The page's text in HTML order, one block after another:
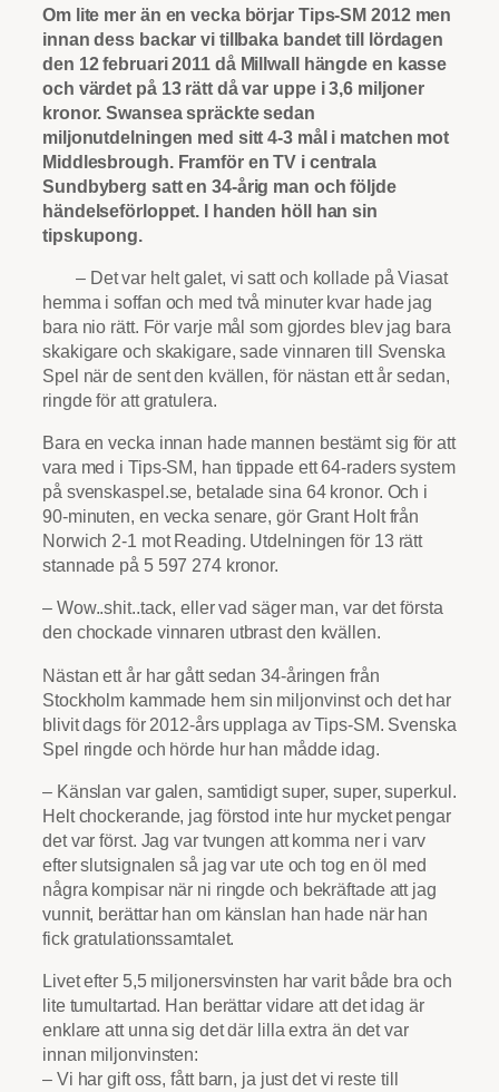
Om lite mer än en vecka börjar Tips-SM 2012 men
innan dess backar vi tillbaka bandet till lördagen
den 12 februari 2011 då Millwall hängde en kasse
och värdet på 13 rätt då var uppe i 3,6 miljoner
kronor. Swansea spräckte sedan
miljonutdelningen med sitt 4-3 mål i matchen mot
Middlesbrough. Framför en TV i centrala
Sundbyberg satt en 34-årig man och följde
händelseförloppet. I handen höll han sin
tipskupong.
– Det var helt galet, vi satt och kollade på Viasat
hemma i soffan och med två minuter kvar hade jag
bara nio rätt. För varje mål som gjordes blev jag bara
skakigare och skakigare, sade vinnaren till Svenska
Spel när de sent den kvällen, för nästan ett år sedan,
ringde för att gratulera.
Bara en vecka innan hade mannen bestämt sig för att
vara med i Tips-SM, han tippade ett 64-raders system
på svenskaspel.se, betalade sina 64 kronor. Och i
90-minuten, en vecka senare, gör Grant Holt från
Norwich 2-1 mot Reading. Utdelningen för 13 rätt
stannade på 5 597 274 kronor.
– Wow..shit..tack, eller vad säger man, var det första
den chockade vinnaren utbrast den kvällen.
Nästan ett år har gått sedan 34-åringen från
Stockholm kammade hem sin miljonvinst och det har
blivit dags för 2012-års upplaga av Tips-SM. Svenska
Spel ringde och hörde hur han mådde idag.
– Känslan var galen, samtidigt super, super, superkul.
Helt chockerande, jag förstod inte hur mycket pengar
det var först. Jag var tvungen att komma ner i varv
efter slutsignalen så jag var ute och tog en öl med
några kompisar när ni ringde och bekräftade att jag
vunnit, berättar han om känslan han hade när han
fick gratulationssamtalet.
Livet efter 5,5 miljonersvinsten har varit både bra och
lite tumultartad. Han berättar vidare att det idag är
enklare att unna sig det där lilla extra än det var
innan miljonvinsten:
– Vi har gift oss, fått barn, ja just det vi reste till